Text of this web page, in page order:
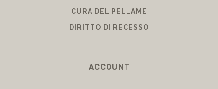
CURA DEL PELLAME
DIRITTO DI RECESSO
ACCOUNT